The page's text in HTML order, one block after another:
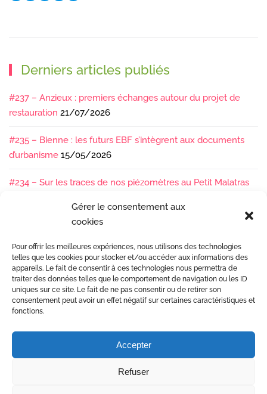
Gérer le consentement aux
cookies
Pour offrir les meilleures expériences, nous utilisons des technologies
telles que les cookies pour stocker et/ou accéder aux informations des
appareils. Le fait de consentir à ces technologies nous permettra de
traiter des données telles que le comportement de navigation ou les ID
uniques sur ce site. Le fait de ne pas consentir ou de retirer son
consentement peut avoir un effet négatif sur certaines caractéristiques et
fonctions.
Accepter
Refuser
Derniers articles publiés
#237 – Anzieux : premiers échanges autour du projet de
restauration 21/07/2026
#235 – Bienne : les futurs EBF s’intègrent aux documents
d’urbanisme 15/05/2026
#234 – Sur les traces de nos piézomètres au Petit Malatras
#233 – Les sédiments, ça se suit en équipe !
#232 – Sur le terrain avec l’Isère : ça bouge sous nos pieds !
07/04/2026
Etudes et gestion des rivières